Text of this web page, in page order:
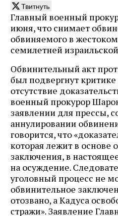
Твитнуть
Главный военный
июня, что снимает
обвиняемого в
семилетней
Обвинительный акт
был подвергнут
отсутствие
военный прокурор
заявлении для прессы,
аннулировании
говорится, что
которая лежит в основе
заключения, в
на осуждение.
уголовный процесс не
обвинительное
отозвано, а Кадуса
стражи». Заявление